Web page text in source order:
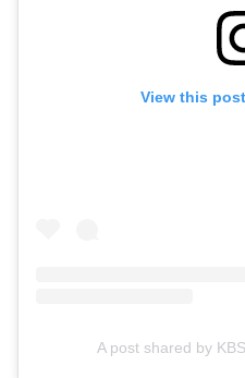
View this
A post shared by KBS